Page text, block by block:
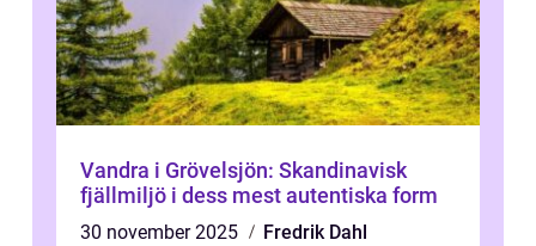
Vandra i Grövelsjön: Skandinavisk
fjällmiljö i dess mest autentiska form
30 november 2025
Fredrik Dahl